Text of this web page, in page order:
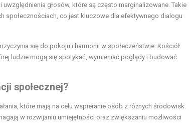
głosów, które są często marginalizowane. Takie
społecznościach, co jest kluczowe dla efektywnego dialogu
się do pokoju i harmonii w społeczeństwie. Kościół
ludzie mogą się spotykać, wymieniać poglądy i budować
społecznej?
które mają na celu wspieranie osób z różnych środowisk.
w rozwijaniu umiejętności oraz zwiększaniu możliwości